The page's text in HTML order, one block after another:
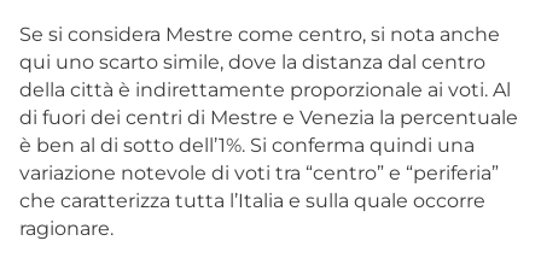
Se si considera Mestre come centro, si nota anche
qui uno scarto simile, dove la distanza dal centro
della città è indirettamente proporzionale ai voti. Al
di fuori dei centri di Mestre e Venezia la percentuale
è ben al di sotto dell’1%. Si conferma quindi una
variazione notevole di voti tra “centro” e “periferia”
che caratterizza tutta l’Italia e sulla quale occorre
ragionare.